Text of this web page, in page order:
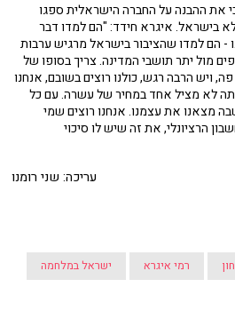
את ההבנה על החברה הישראלית ספגו
בישראל. איגרא חידד: "הם למדו דבר
- הם למדו שהציבור בישראל מרגיש ערבות
מול יתר תושבי המדינה. צריך בסופו של
ויש הרבה רגש, כולנו רוצים בשובם, אנחנו
לא מציל אחד במחיר של עשרה. עם כל
מצאנו את עצמנו. אנחנו רוצים שמי
הרציונלי, את זה שיש לו סיכוי
עריכה: שני רומנו
רמי איגרא ישראל במלחמה